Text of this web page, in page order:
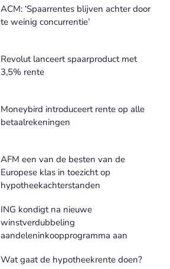
ACM: ‘Spaarrentes blijven achter door
te weinig concurrentie’
Revolut lanceert spaarproduct met
3,5% rente
Moneybird introduceert rente op alle
betaalrekeningen
AFM een van de besten van de
Europese klas in toezicht op
hypotheekachterstanden
ING kondigt na nieuwe
winstverdubbeling
aandeleninkoopprogramma aan
Wat gaat de hypotheekrente doen?